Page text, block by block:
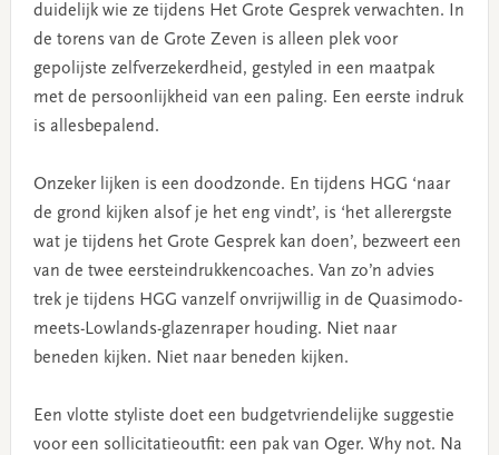
duidelijk wie ze tijdens Het Grote Gesprek verwachten. In
de torens van de Grote Zeven is alleen plek voor
gepolijste zelfverzekerdheid, gestyled in een maatpak
met de persoonlijkheid van een paling. Een eerste indruk
is allesbepalend.
Onzeker lijken is een doodzonde. En tijdens HGG ‘naar
de grond kijken alsof je het eng vindt’, is ‘het allerergste
wat je tijdens het Grote Gesprek kan doen’, bezweert een
van de twee eersteindrukkencoaches. Van zo’n advies
trek je tijdens HGG vanzelf onvrijwillig in de Quasimodo-
meets-Lowlands-glazenraper houding. Niet naar
beneden kijken. Niet naar beneden kijken.
Een vlotte styliste doet een budgetvriendelijke suggestie
voor een sollicitatieoutfit: een pak van Oger. Why not. Na